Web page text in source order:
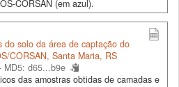
CORSAN (em azul).
do solo da área de captação do
CORSAN, Santa Maria, RS
MD5: d65...b9e
das amostras obtidas de camadas e